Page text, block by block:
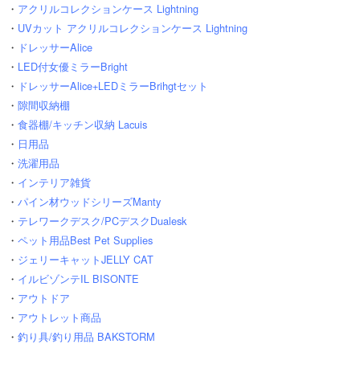
・ アクリルコレクションケース Lightning
・ UVカット アクリルコレクションケース Lightning
・ ドレッサーAlice
・ LED付女優ミラーBright
・ ドレッサーAlice+LEDミラーBrihgtセット
・ 隙間収納棚
・ 食器棚/キッチン収納 Lacuis
・ 日用品
・ 洗濯用品
・ インテリア雑貨
・ パイン材ウッドシリーズManty
・ テレワークデスク/PCデスクDualesk
・ ペット用品Best Pet Supplies
・ ジェリーキャットJELLY CAT
・ イルビゾンテIL BISONTE
・ アウトドア
・ アウトレット商品
・ 釣り具/釣り用品 BAKSTORM